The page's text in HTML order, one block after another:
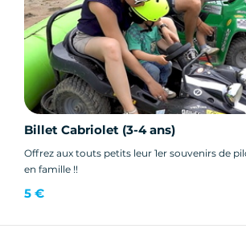
Billet Cabriolet (3-4 ans)
Offrez aux touts petits leur 1er souvenirs de
en famille !!
5 €